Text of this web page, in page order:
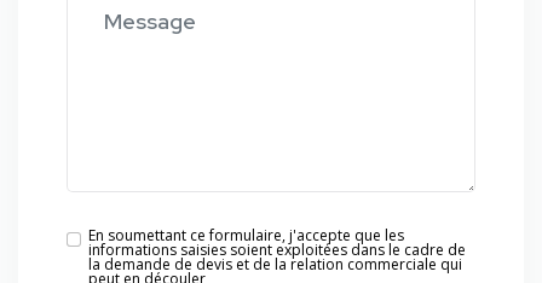
En soumettant ce formulaire, j'accepte que les
informations saisies soient exploitées dans le cadre de
la demande de devis et de la relation commerciale qui
peut en découler